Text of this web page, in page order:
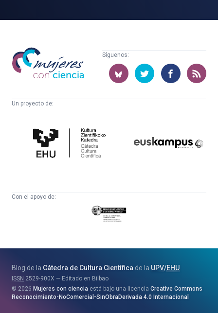
Mujeres
con
ciencia
Síguenos:
Un proyecto de:
Cultura
Científica
Con el apoyo de:
Eusko
Jaurlaritza
eta
Berrikuntza
Saila
Blog de la Cátedra de Cultura Científica de la UPV/EHU
ISSN 2529-900X
Editado en Bilbao
2026 Mujeres con ciencia está bajo una licencia Creative Commons
Reconocimiento-NoComercial-SinObraDerivada 4.0 Internacional